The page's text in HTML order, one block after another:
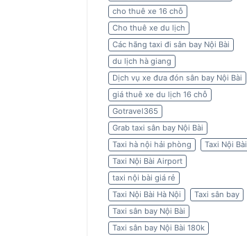
cho thuê xe 16 chỗ
Cho thuê xe du lịch
Các hãng taxi đi sân bay Nội Bài
du lịch hà giang
Dịch vụ xe đưa đón sân bay Nội Bài
giá thuê xe du lịch 16 chỗ
Gotravel365
Grab taxi sân bay Nội Bài
Taxi hà nội hải phòng
Taxi Nội Bài
Taxi Nội Bài Airport
taxi nội bài giá rẻ
Taxi Nội Bài Hà Nội
Taxi sân bay
Taxi sân bay Nội Bài
Taxi sân bay Nội Bài 180k